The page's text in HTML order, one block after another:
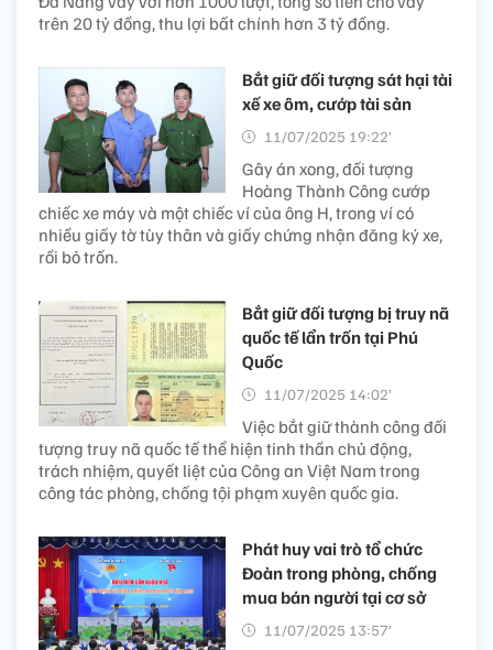
trên 20 tỷ đồng, thu lợi bất chính hơn 3 tỷ đồng.
Bắt giữ đối tượng sát hại tài
xế xe ôm, cướp tài sản
11/07/2025 19:22’
Gây án xong, đối tượng
Hoàng Thành Công cướp
chiếc xe máy và một chiếc ví của ông H, trong ví có
nhiều giấy tờ tùy thân và giấy chứng nhận đăng ký xe,
rồi bỏ trốn.
Bắt giữ đối tượng bị truy nã
quốc tế lẩn trốn tại Phú
Quốc
11/07/2025 14:02’
Việc bắt giữ thành công đối
tượng truy nã quốc tế thể hiện tinh thần chủ động,
trách nhiệm, quyết liệt của Công an Việt Nam trong
công tác phòng, chống tội phạm xuyên quốc gia.
Phát huy vai trò tổ chức
Đoàn trong phòng, chống
mua bán người tại cơ sở
11/07/2025 13:57’